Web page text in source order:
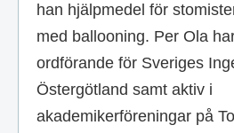
han hjälpmedel för
med ballooning. Per Ola
ordförande för Sveriges
Östergötland samt aktiv i
akademikerföreningar på